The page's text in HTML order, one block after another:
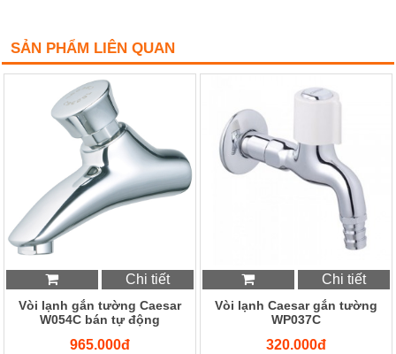
SẢN PHẨM LIÊN QUAN
Chi tiết
Vòi lạnh gắn tường Caesar
W054C bán tự động
965.000đ
Chi tiết
Vòi lạnh Caesar gắn tường
WP037C
320.000đ